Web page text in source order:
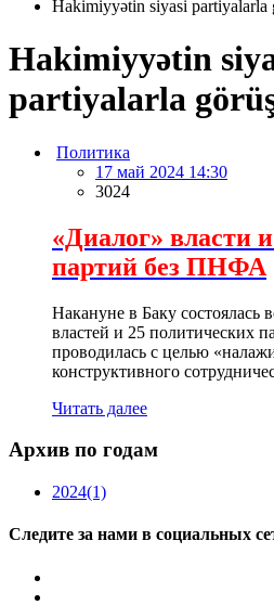
Hakimiyyətin siyasi partiyalarla
Hakimiyyətin
partiyalarla
Политика
17 май 2024 14:30
3024
«Диалог» власти
партий без ПНФА
Накануне в Баку состоялась
властей и 25 политических
проводилась с целью
конструктивного
Читать далее
Архив по годам
2024(1)
Следите за нами в социальных